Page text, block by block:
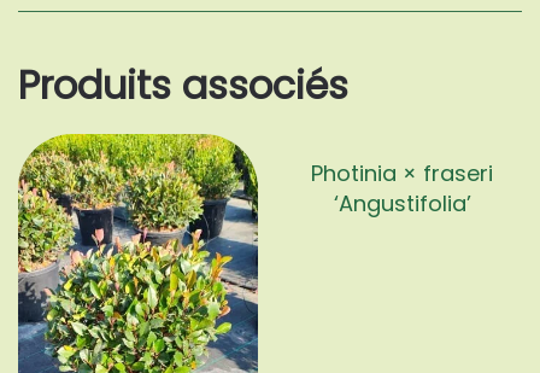
Produits associés
Photinia × fraseri
‘Angustifolia’